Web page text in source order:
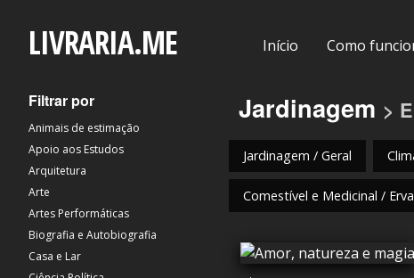
LIVRARIA.ME Início Como
Filtrar por
Animais de estimação
Apoio aos Estudos
Arquitetura
Arte
Artes Performáticas
Biografia e Autobiografia
Casa e Lar
Jardinagem >
Jardinagem / Geral
Comestível e Medicinal /